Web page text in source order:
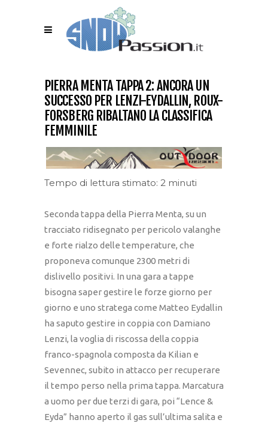
PIERRA MENTA TAPPA 2: ANCORA UN
SUCCESSO PER LENZI-EYDALLIN, ROUX-
FORSBERG RIBALTANO LA CLASSIFICA
FEMMINILE
Tempo di lettura stimato: 2 minuti
Seconda tappa della Pierra Menta, su un
tracciato ridisegnato per pericolo valanghe
e forte rialzo delle temperature, che
proponeva comunque 2300 metri di
dislivello positivi. In una gara a tappe
bisogna saper gestire le forze giorno per
giorno e uno stratega come Matteo Eydallin
ha saputo gestire in coppia con Damiano
Lenzi, la voglia di riscossa della coppia
franco-spagnola composta da Kilian e
Sevennec, subito in attacco per recuperare
il tempo perso nella prima tappa. Marcatura
a uomo per due terzi di gara, poi “Lence &
Eyda” hanno aperto il gas sull’ultima salita e